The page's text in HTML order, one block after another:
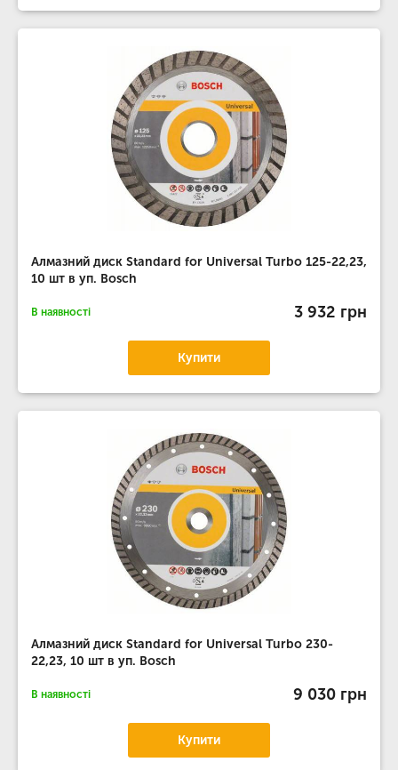
Алмазний диск Standard for Universal Turbo 125-22,23,
10 шт в уп. Bosch
В наявності 3 932 грн
Купити
Алмазний диск Standard for Universal Turbo 230-
22,23, 10 шт в уп. Bosch
В наявності 9 030 грн
Купити